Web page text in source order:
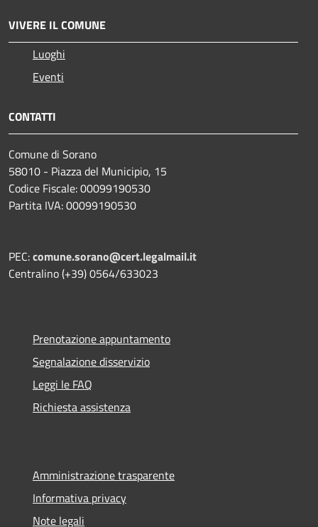
VIVERE IL COMUNE
Luoghi
Eventi
CONTATTI
Comune di Sorano
58010 - Piazza del Municipio, 15
Codice Fiscale: 00099190530
Partita IVA: 00099190530
PEC:comune.sorano@cert.legalmail.it
Centralino (+39) 0564/633023
Prenotazione appuntamento
Segnalazione disservizio
Leggi le FAQ
Richiesta assistenza
Amministrazione trasparente
Informativa privacy
Note legali